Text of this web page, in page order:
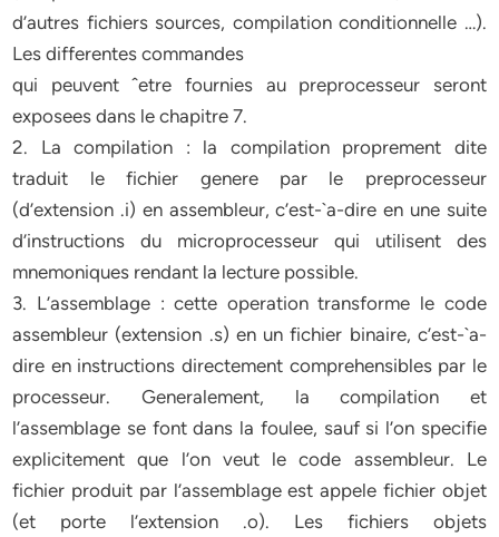
d’autres fichiers sources, compilation conditionnelle …).
Les differentes commandes
qui peuvent ˆetre fournies au preprocesseur seront
exposees dans le chapitre 7.
2. La compilation : la compilation proprement dite
traduit le fichier genere par le preprocesseur
(d’extension .i) en assembleur, c’est-`a-dire en une suite
d’instructions du microprocesseur qui utilisent des
mnemoniques rendant la lecture possible.
3. L’assemblage : cette operation transforme le code
assembleur (extension .s) en un fichier binaire, c’est-`a-
dire en instructions directement comprehensibles par le
processeur. Generalement, la compilation et
l’assemblage se font dans la foulee, sauf si l’on specifie
explicitement que l’on veut le code assembleur. Le
fichier produit par l’assemblage est appele fichier objet
(et porte l’extension .o). Les fichiers objets